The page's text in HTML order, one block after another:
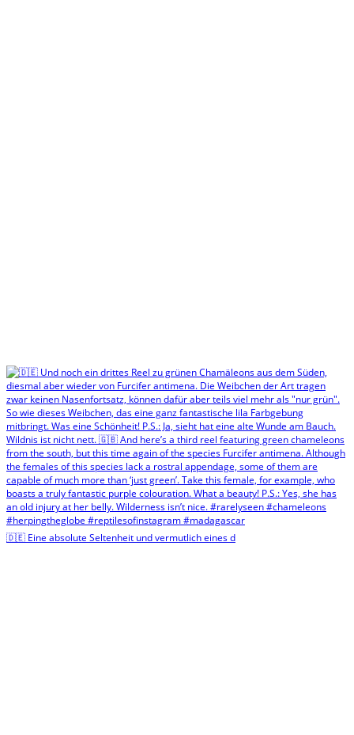
🇩🇪 Eine absolute Seltenheit und vermutlich eines d